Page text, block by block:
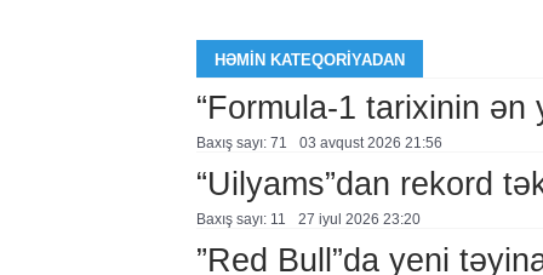
HƏMIN KATEQORIYADAN
“Formula-1 tarixinin ən
Baxış sayı: 71 03 avqust 2026 21:56
“Uilyams”dan rekord
Baxış sayı: 11 27 i̇yul 2026 23:20
”Red Bull”da yeni